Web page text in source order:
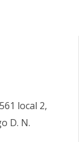
local 2,
D. N.